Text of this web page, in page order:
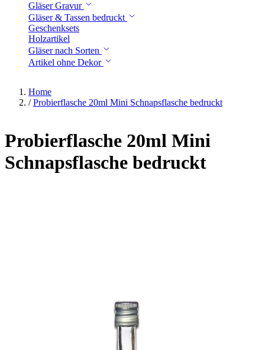
Gläser Gravur
Gläser & Tassen bedruckt
Geschenksets
Holzartikel
Gläser nach Sorten
Artikel ohne Dekor
Home
/ Probierflasche 20ml Mini Schnapsflasche bedruckt
Probierflasche 20ml Mini
Schnapsflasche bedruckt